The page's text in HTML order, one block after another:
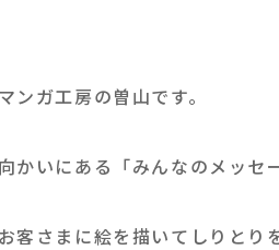
ンガ工房の曽山です。
かいにある「みんなのメッ
客さまに絵を描いてしりと